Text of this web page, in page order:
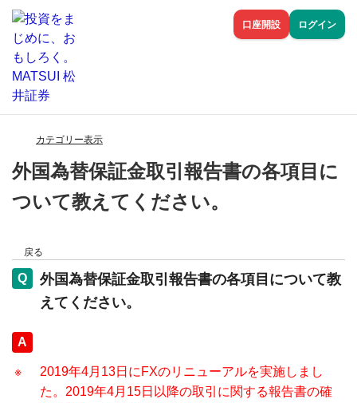
口座開設 ログイン
カテゴリー表示
外国為替保証金取引報告書の各項目に
ついて教えてください。
戻る
外国為替保証金取引報告書の各項目について教
えてください。
回答
※
2019年4月13日にFXのリニューアルを実施しまし
た。2019年4月15日以降の取引に関する報告書の確